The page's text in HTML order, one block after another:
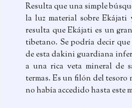
Resulta que una simple
la luz material sobre
resulta que Ekájati es un
tibetano. Se podría decir
de esta dakini guardiana
a una rica veta mineral de
termas. Es un filón del tesoro
no había accedido hasta este